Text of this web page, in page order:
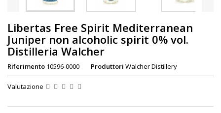
Libertas Free Spirit Mediterranean
Juniper non alcoholic spirit 0% vol.
Distilleria Walcher
Riferimento 10596-0000 Produttori Walcher Distillery
Valutazione